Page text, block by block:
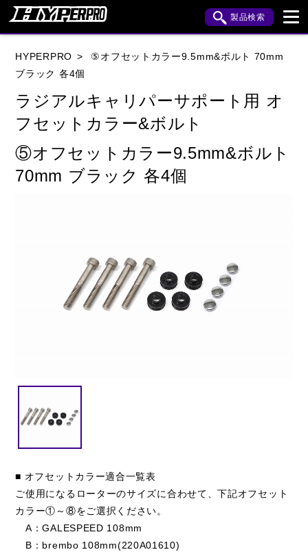
製品検索
車種検索
HONDA YAMAHA SUZUKI
KAWASAKI APRILIA BENELLI BMW
BUELL CAGIVA DUCATI
MV AGUSTA ROYAL ENFIELD
TRIUMPH
HYPERPRO
⑤オフセットカラー9.5mm&ボルト 70mm
ブラック 各4個
ラジアルキャリパーサポート用 オ
フセットカラー&ボルト
⑤オフセットカラー9.5mm&ボルト
70mm ブラック 各4個
■ オフセットカラー適合一覧表
ご使用になるローターのサイズに合わせて、下記オフセット
カラー①～⑧をご選択ください。
A：GALESPEED 108mm
B：brembo 108mm(220A01610)